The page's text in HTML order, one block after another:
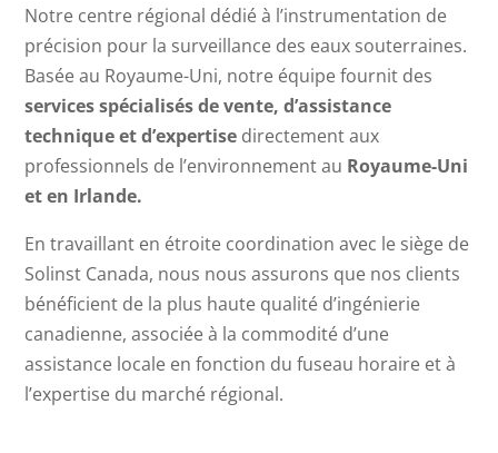
Notre centre régional dédié à l’instrumentation de
précision pour la surveillance des eaux souterraines.
Basée au Royaume-Uni, notre équipe fournit des
services spécialisés de vente, d’assistance
technique et d’expertise directement aux
professionnels de l’environnement au Royaume-Uni
et en Irlande.
En travaillant en étroite coordination avec le siège de
Solinst Canada, nous nous assurons que nos clients
bénéficient de la plus haute qualité d’ingénierie
canadienne, associée à la commodité d’une
assistance locale en fonction du fuseau horaire et à
l’expertise du marché régional.